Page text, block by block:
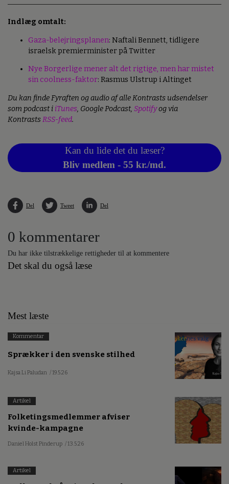
Indlæg omtalt:
Gaza-belejringsplanen: Naftali Bennett, tidligere
israelsk premierminister på Twitter
Nye Borgerlige mener alt det rigtige, men har mistet
sin coolness-faktor: Rasmus Ulstrup i Altinget
Du kan finde Fyraften og audio af alle Kontrasts udsendelser
som podcast i iTunes, Google Podcast, Spotifyog via
KontrastsRSS-feed.
Kan du lide det du læser?
Bliv medlem - 55 kr./md.
Del Tweet Del
0 kommentarer
Du har ikke tilstrækkelige rettigheder til at kommentere
Det skal du også læse
Mest læste
Kommentar
Sprækker i den svenske stilhed
Kajsa Li Paludan / 19.5.26
Artikel
Folketingsmedlemmer afviser
kvinde-kampagne
Daniel Holst Pinderup / 13.5.26
Artikel